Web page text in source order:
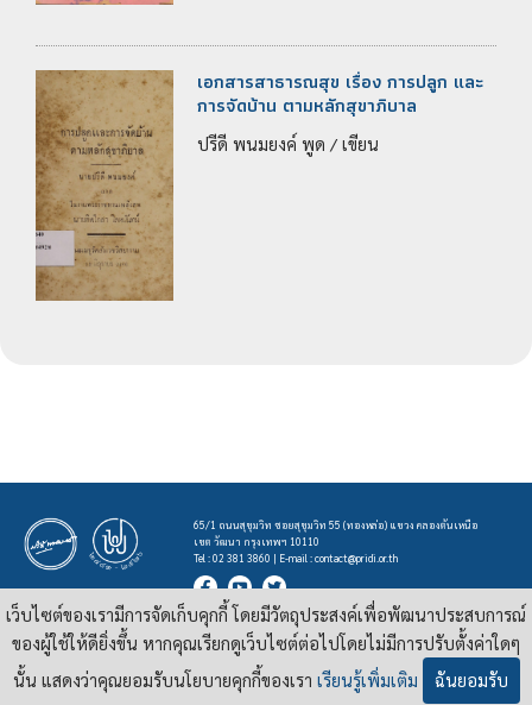
เอกสารสาธารณสุข เรื่อง การปลูก และ
การจัดบ้าน ตามหลักสุขาภิบาล
ปรีดี พนมยงค์ พูด / เขียน
65/1 ถนนสุขุมวิท ซอยสุขุมวิท 55 (ทองหล่อ) แขวง คลองตันเหนือ
เขต วัฒนา กรุงเทพฯ 10110
Tel : 02 381 3860 | E-mail :contact@pridi.or.th
บทความ รูปภาพ และสื่ออื่นๆ ที่มีสัญลักษณ์ของสถาบันปรีดี พนมยงค์ ในเว็บไซต์https://pridi.or.th
เผยแพร่ภายใต้สัญญาอนุญาตครีเอทีฟคอมมอนส์แบบแสดงที่มา-ไม่ใช่เชิงพาณิชย์ 4.0 สากล
เว็บไซต์ของเรามีการจัดเก็บคุกกี้ โดยมีวัตถุประสงค์เพื่อพัฒนาประสบการณ์
ของผู้ใช้ให้ดียิ่งขึ้น หากคุณเรียกดูเว็บไซต์ต่อไปโดยไม่มีการปรับตั้งค่าใดๆ
นั้น แสดงว่าคุณยอมรับนโยบายคุกกี้ของเรา เรียนรู้เพิ่มเติม ฉันยอมรับ